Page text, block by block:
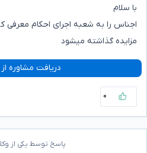
با سلام
اجناس را به شعبه اجرای احکام معرفی
مزایده گذاشته میشود
دریافت مشاوره
۰
پاسخ توسط یکی از